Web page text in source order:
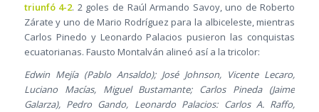
triunfó 4-2. 2 goles de Raúl Armando Savoy, uno de Roberto
Zárate y uno de Mario Rodríguez para la albiceleste, mientras
Carlos Pinedo y Leonardo Palacios pusieron las conquistas
ecuatorianas. Fausto Montalván alineó así a la tricolor:
Edwin Mejía (Pablo Ansaldo); José Johnson, Vicente Lecaro,
Luciano Macías, Miguel Bustamante; Carlos Pineda (Jaime
Galarza), Pedro Gando, Leonardo Palacios: Carlos A. Raffo,